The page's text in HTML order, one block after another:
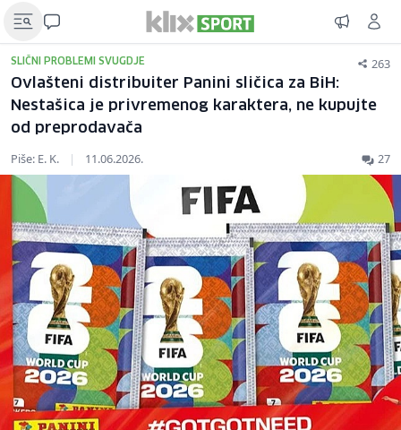
SLIČNI PROBLEMI SVUGDJE 263
Ovlašteni distribuiter Panini sličica za BiH:
Nestašica je privremenog karaktera, ne kupujte
od preprodavača
Piše: E. K. | 11.06.2026. 27